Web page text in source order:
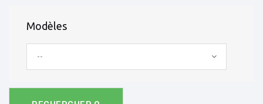
Modèles
--